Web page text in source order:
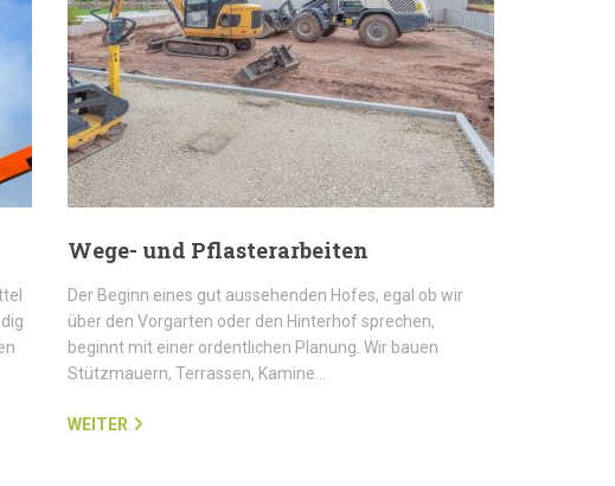
Wege- und Pflasterarbeiten
Der Beginn eines gut aussehenden Hofes, egal ob wir
über den Vorgarten oder den Hinterhof sprechen,
beginnt mit einer ordentlichen Planung. Wir bauen
Stützmauern, Terrassen, Kamine…
WEITER